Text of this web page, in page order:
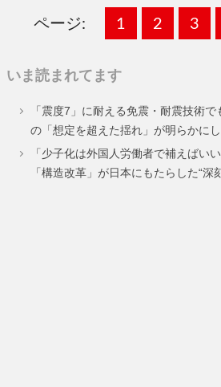
ページ:
固
ー
ジ
1 ,
固
ー
ジ
2 ,
固
ー
ジ
3
いま読まれてます
「震度7」に耐える免震・耐震技術
の「想定を超えた揺れ」が明らかに
「少子化は外国人労働者で補えばい
「構造改革」が日本にもたらした“深